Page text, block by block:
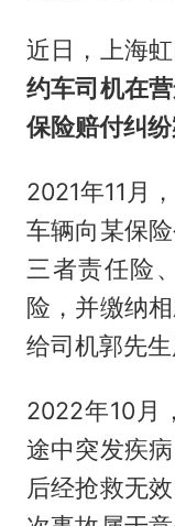
近日，上海
约车司机在
保险赔付纠
2021年11月
车辆向某保
三者责任险
险，并缴纳
给司机郭先生
2022年10月
途中突发疾
后经抢救无